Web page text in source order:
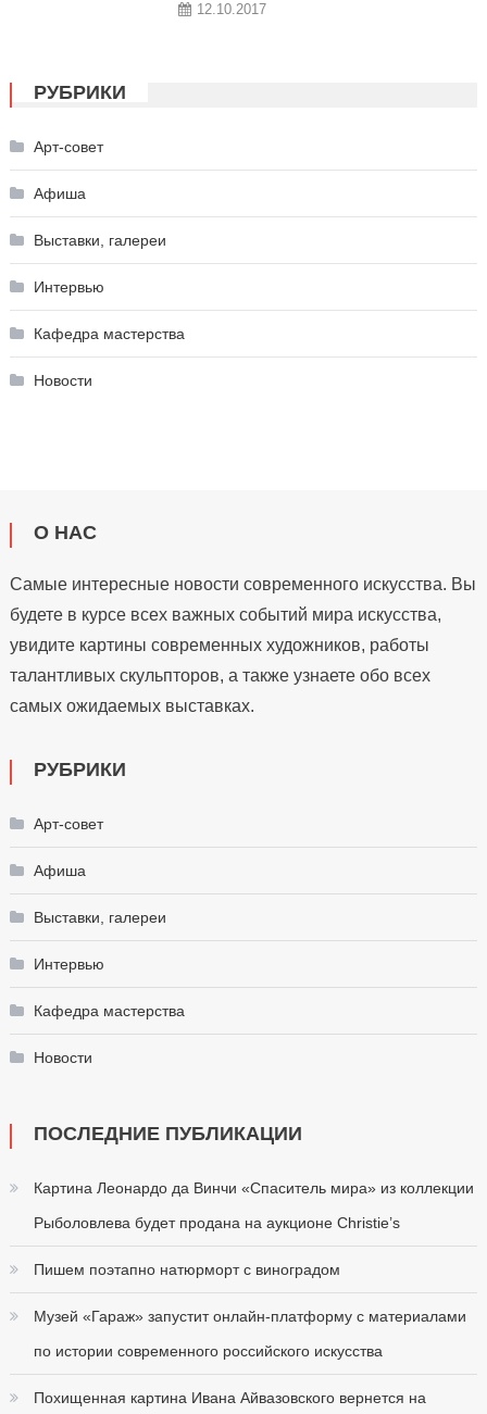
12.10.2017
РУБРИКИ
Арт-совет
Афиша
Выставки, галереи
Интервью
Кафедра мастерства
Новости
О НАС
Самые интересные новости современного искусства. Вы
будете в курсе всех важных событий мира искусства,
увидите картины современных художников, работы
талантливых скульпторов, а также узнаете обо всех
самых ожидаемых выставках.
РУБРИКИ
Арт-совет
Афиша
Выставки, галереи
Интервью
Кафедра мастерства
Новости
ПОСЛЕДНИЕ ПУБЛИКАЦИИ
Картина Леонардо да Винчи «Спаситель мира» из коллекции
Рыболовлева будет продана на аукционе Christie’s
Пишем поэтапно натюрморт с виноградом
Музей «Гараж» запустит онлайн-платформу с материалами
по истории современного российского искусства
Похищенная картина Ивана Айвазовского вернется на